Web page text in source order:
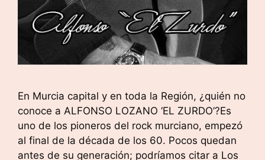
En Murcia capital y en toda la Región, ¿quién no
conoce a ALFONSO LOZANO ‘EL ZURDO’?Es
uno de los pioneros del rock murciano, empezó
al final de la década de los 60. Pocos quedan
antes de su generación; podríamos citar a Los